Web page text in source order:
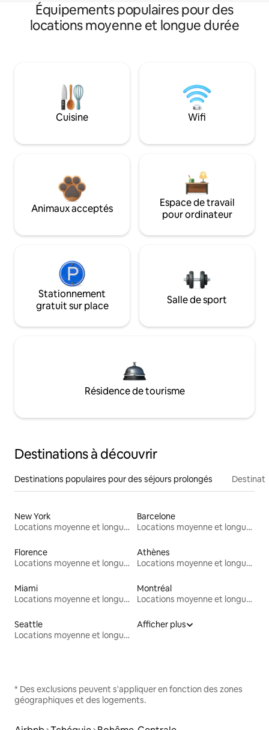
Équipements populaires pour des
locations moyenne et longue durée
Cuisine Wifi
Animaux acceptés
Espace de travail
pour ordinateur
Stationnement
gratuit sur place
Salle de sport
Résidence de tourisme
Destinations à découvrir
Destinations populaires pour des séjours prolongés
New York
Locations moyenne et longue durée
Barcelone
Locations moyenne et longue durée
Florence
Locations moyenne et longue durée
Athènes
Locations moyenne et longue durée
Miami
Locations moyenne et longue durée
Montréal
Locations moyenne et longue durée
Seattle
Locations moyenne et longue durée
Afficher plus
* Des exclusions peuvent s'appliquer en fonction des zones
géographiques et des logements.